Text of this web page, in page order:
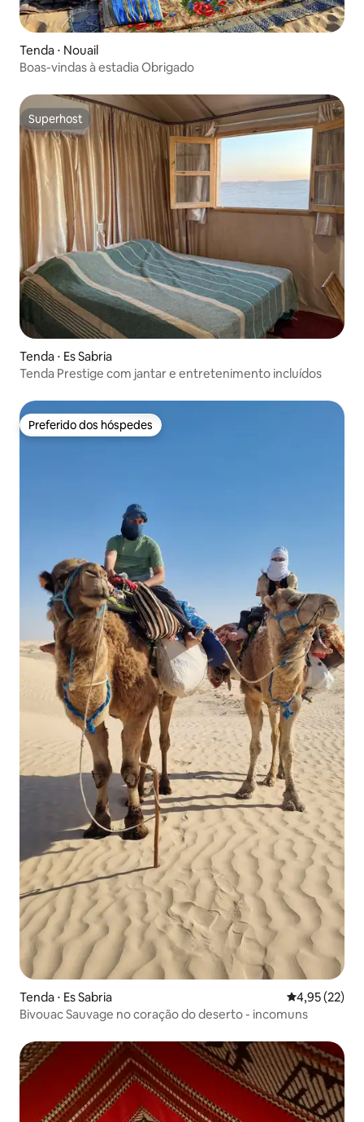
Tenda ⋅ Nouail
Boas-vindas à estadia Obrigado
Superhost
Superhost
Tenda ⋅ Es Sabria
Tenda Prestige com jantar e entretenimento incluídos
Preferido dos hóspedes
Preferido dos hóspedes
Tenda ⋅ Es Sabria 4,95 de uma
4,95 (22)
Bivouac Sauvage no coração do deserto - incomuns